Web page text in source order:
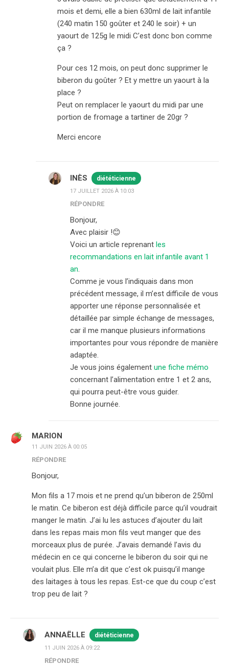
mois et demi, elle a bien 630ml de lait infantile
(240 matin 150 goûter et 240 le soir) + un
yaourt de 125g le midi C’est donc bon comme
ça ?
Pour ces 12 mois, on peut donc supprimer le
biberon du goûter ? Et y mettre un yaourt à la
place ?
Peut on remplacer le yaourt du midi par une
portion de fromage a tartiner de 20gr ?
Merci encore
INÈS diététicienne
17 JUILLET 2026 À 10:03
RÉPONDRE
Bonjour,
Avec plaisir !😊
Voici un article reprenant les
recommandations en lait infantile avant 1
an
Comme je vous l’indiquais dans mon
précédent message, il m’est difficile de vous
apporter une réponse personnalisée et
détaillée par simple échange de messages,
car il me manque plusieurs informations
importantes pour vous répondre de manière
adaptée.
Je vous joins également une fiche mémo
concernant l’alimentation entre 1 et 2 ans,
qui pourra peut-être vous guider.
Bonne journée.
MARION
11 JUIN 2026 À 00:05
RÉPONDRE
Bonjour,
Mon fils a 17 mois et ne prend qu’un biberon de 250ml
le matin. Ce biberon est déjà difficile parce qu’il voudrait
manger le matin. J’ai lu les astuces d’ajouter du lait
dans les repas mais mon fils veut manger que des
morceaux plus de purée. J’avais demandé l’avis du
médecin en ce qui concerne le biberon du soir qui ne
voulait plus. Elle m’a dit que c’est ok puisqu’il mange
des laitages à tous les repas. Est-ce que du coup c’est
trop peu de lait ?
ANNAËLLE diététicienne
11 JUIN 2026 À 09:22
RÉPONDRE